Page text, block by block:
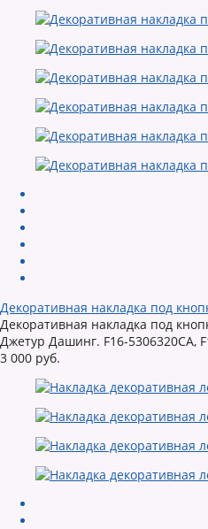
Декоративная накладка под
Декоративная накладка под
Джетур Дашинг. F16-5306320CA,
3 000 руб.